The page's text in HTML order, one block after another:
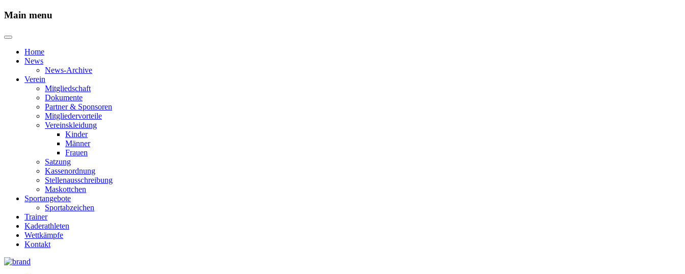
Main menu
Home
News
News-Archive
Verein
Mitgliedschaft
Dokumente
Partner & Sponsoren
Mitgliedervorteile
Vereinskleidung
Kinder
Männer
Frauen
Satzung
Kassenordnung
Stellenausschreibung
Maskottchen
Sportangebote
Sportabzeichen
Trainer
Kaderathleten
Wettkämpfe
Kontakt